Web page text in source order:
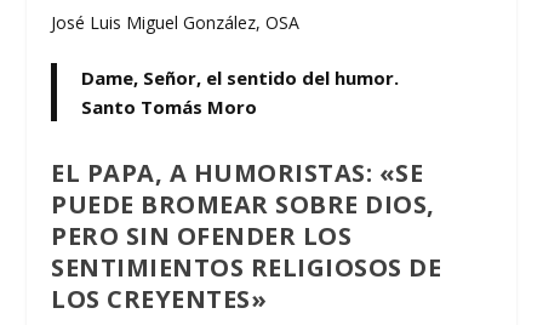
José Luis Miguel González, OSA
Dame, Señor, el sentido del humor.
Santo Tomás Moro
EL PAPA, A HUMORISTAS: «SE
PUEDE BROMEAR SOBRE DIOS,
PERO SIN OFENDER LOS
SENTIMIENTOS RELIGIOSOS DE
LOS CREYENTES»